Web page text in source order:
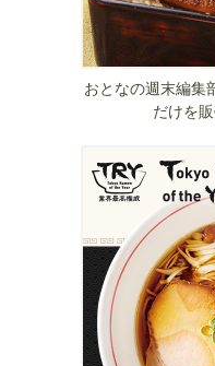
おとなの週末編集
だけを